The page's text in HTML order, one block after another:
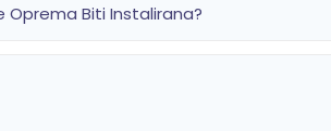
Oprema Biti Instalirana?